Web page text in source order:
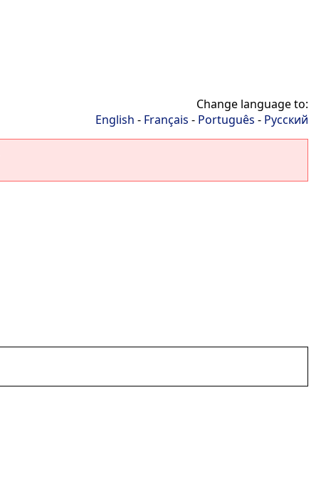
Change language to:
English - Français - Português - Русский